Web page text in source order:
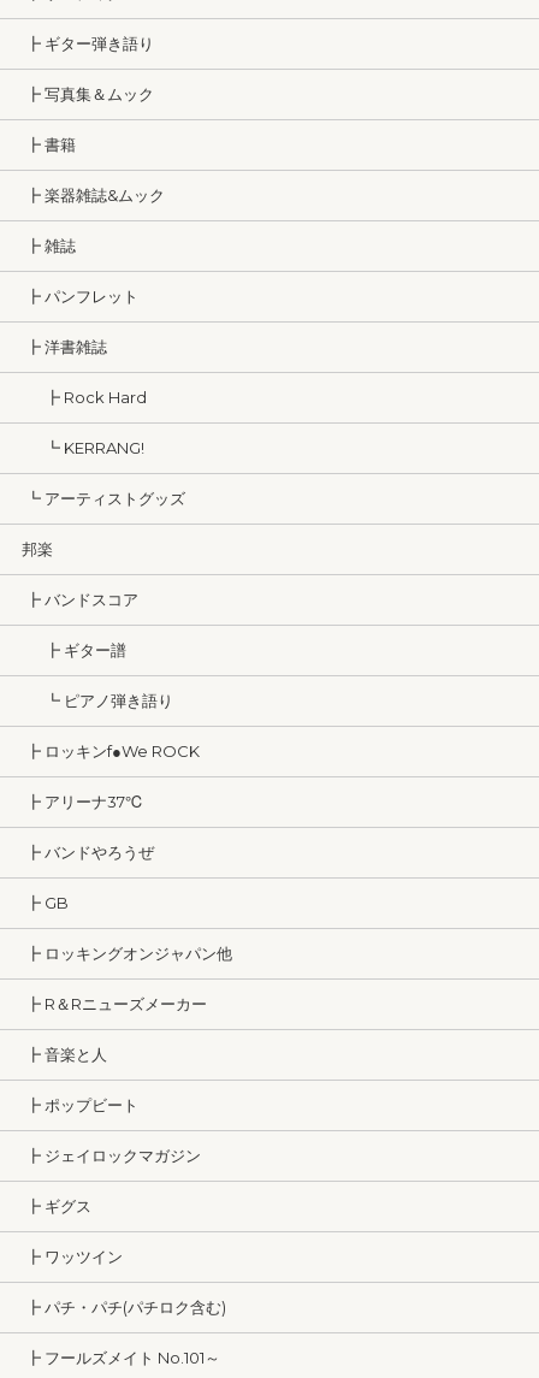
┣ ギター弾き語り
┣ 写真集＆ムック
┣ 書籍
┣ 楽器雑誌&ムック
┣ 雑誌
┣ パンフレット
┣ 洋書雑誌
┣ Rock Hard
┗ KERRANG!
┗ アーティストグッズ
邦楽
┣ バンドスコア
┣ ギター譜
┗ ピアノ弾き語り
┣ ロッキンf●We ROCK
┣ アリーナ37℃
┣ バンドやろうぜ
┣ GB
┣ ロッキングオンジャパン他
┣ R＆Rニューズメーカー
┣ 音楽と人
┣ ポップビート
┣ ジェイロックマガジン
┣ ギグス
┣ ワッツイン
┣ パチ・パチ(パチロク含む)
┣ フールズメイト No.101～